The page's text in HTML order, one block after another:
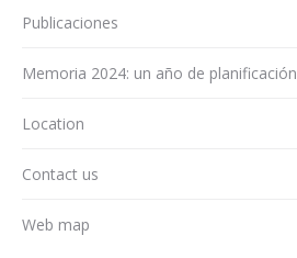
Publicaciones
Memoria 2024: un año de planificación
Location
Contact us
Web map